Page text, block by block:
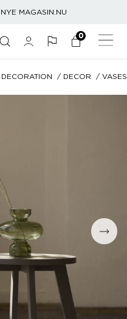
MAGASIN.NU
0
DECOR VASES